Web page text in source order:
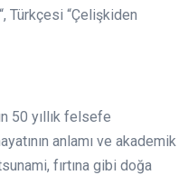
“, Türkçesi “Çelişkiden
50 yıllık felsefe
anlamı ve akademik
fırtına gibi doğa